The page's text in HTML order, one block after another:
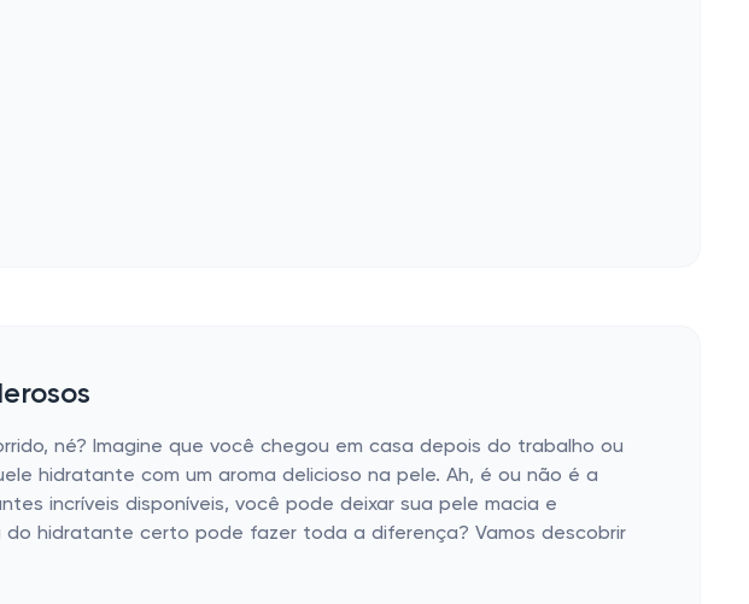
né? Imagine que você chegou em casa depois do trabalho ou
hidratante com um aroma delicioso na pele. Ah, é ou não é a
incríveis disponíveis, você pode deixar sua pele macia e
hidratante certo pode fazer toda a diferença? Vamos descobrir